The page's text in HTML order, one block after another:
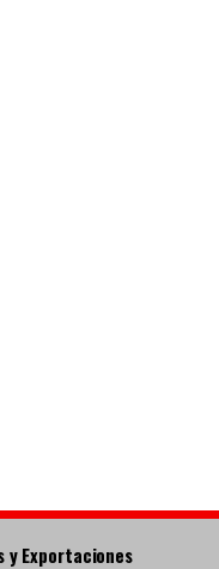
y Exportaciones